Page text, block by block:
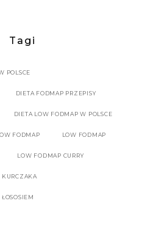
Tagi
POLSCE
DIETA FODMAP PRZEPISY
DIETA LOW FODMAP W POLSCE
FODMAP LOW FODMAP
LOW FODMAP CURRY
KURCZAKA